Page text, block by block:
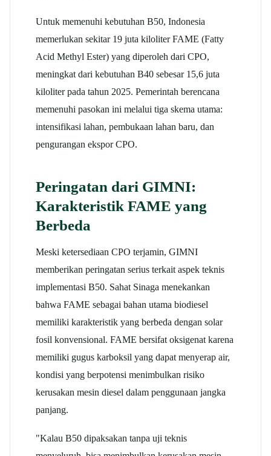
Untuk memenuhi kebutuhan B50, Indonesia
memerlukan sekitar 19 juta kiloliter FAME (Fatty
Acid Methyl Ester) yang diperoleh dari CPO,
meningkat dari kebutuhan B40 sebesar 15,6 juta
kiloliter pada tahun 2025. Pemerintah berencana
memenuhi pasokan ini melalui tiga skema utama:
intensifikasi lahan, pembukaan lahan baru, dan
pengurangan ekspor CPO.​
Peringatan dari GIMNI:
Karakteristik FAME yang
Berbeda
Meski ketersediaan CPO terjamin, GIMNI
memberikan peringatan serius terkait aspek teknis
implementasi B50. Sahat Sinaga menekankan
bahwa FAME sebagai bahan utama biodiesel
memiliki karakteristik yang berbeda dengan solar
fosil konvensional. FAME bersifat oksigenat karena
memiliki gugus karboksil yang dapat menyerap air,
kondisi yang berpotensi menimbulkan risiko
kerusakan mesin diesel dalam penggunaan jangka
panjang.​
"Kalau B50 dipaksakan tanpa uji teknis